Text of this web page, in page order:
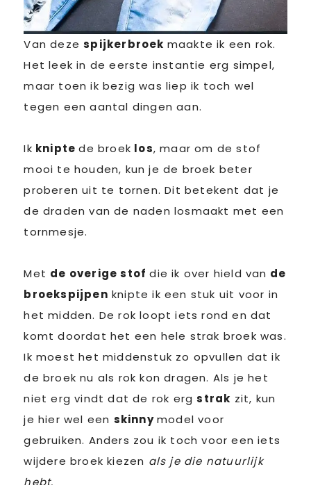
Van dezespijkerbroek maakte ik een rok.
Het leek in de eerste instantie erg simpel,
maar toen ik bezig was liep ik toch wel
tegen een aantal dingen aan.
Ik kniptede broek los, maar om de stof
mooi te houden, kun je de broek beter
proberen uit te tornen. Dit betekent dat je
de draden van de naden losmaakt met een
tornmesje.
Met de overige stofdie ik over hield van de
broekspijpen knipte ik een stuk uit voor in
het midden. De rok loopt iets rond en dat
komt doordat het een hele strak broek was.
Ik moest het middenstuk zo opvullen dat ik
de broek nu als rok kon dragen. Als je het
niet erg vindt dat de rok ergstrak zit, kun
je hier wel een skinnymodel voor
gebruiken. Anders zou ik toch voor een iets
wijdere broek kiezen als je die natuurlijk
hebt.